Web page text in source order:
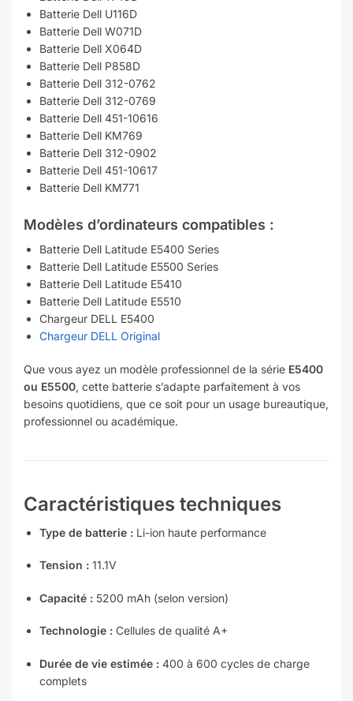
Batterie Dell U116D
Batterie Dell W071D
Batterie Dell X064D
Batterie Dell P858D
Batterie Dell 312-0762
Batterie Dell 312-0769
Batterie Dell 451-10616
Batterie Dell KM769
Batterie Dell 312-0902
Batterie Dell 451-10617
Batterie Dell KM771
Modèles d’ordinateurs compatibles :
Batterie Dell Latitude E5400 Series
Batterie Dell Latitude E5500 Series
Batterie Dell Latitude E5410
Batterie Dell Latitude E5510
Chargeur DELL E5400
Chargeur DELL Original
Que vous ayez un modèle professionnel de la série E5400
ou E5500, cette batterie s’adapte parfaitement à vos
besoins quotidiens, que ce soit pour un usage bureautique,
professionnel ou académique.
Caractéristiques techniques
Type de batterie : Li-ion haute performance
Tension : 11.1V
Capacité : 5200 mAh (selon version)
Technologie : Cellules de qualité A+
Durée de vie estimée : 400 à 600 cycles de charge
complets